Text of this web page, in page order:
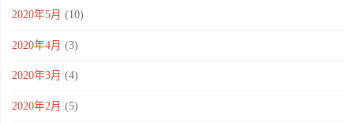
2020年5月 (10)
2020年4月 (3)
2020年3月 (4)
2020年2月 (5)